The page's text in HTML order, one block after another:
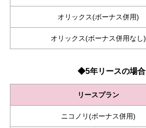
オリックス(ボーナス併用)
オリックス(ボーナス併用なし)
◆5年リースの場合
リースプラン
ニコノリ(ボーナス併用)